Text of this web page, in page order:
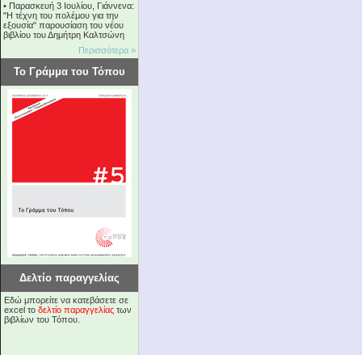
• Παρασκευή 3 Ιουλίου, Γιάννενα:
"Η τέχνη του πολέμου για την
εξουσία" παρουσίαση του νέου
βιβλίου του Δημήτρη Καλτσώνη
Περισσότερα »
Το Γράμμα του Τόπου
Δελτίο παραγγελίας
Εδώ μπορείτε να κατεβάσετε σε
excel το δελτίο παραγγελίας των
βιβλίων του Τόπου.